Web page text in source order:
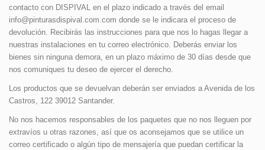
contacto con DISPIVAL en el plazo indicado a través del email
info@pinturasdispival.com.com donde se le indicara el proceso de
devolución. Recibirás las instrucciones para que nos lo hagas llegar a
nuestras instalaciones en tu correo electrónico. Deberás enviar los
bienes sin ninguna demora, en un plazo máximo de 30 días desde que
nos comuniques tu deseo de ejercer el derecho.
Los productos que se devuelvan deberán ser enviados a Avenida de los
Castros, 122 39012 Santander.
No nos hacemos responsables de los paquetes que no nos lleguen por
extravíos u otras razones, así que os aconsejamos que se utilice un
correo certificado o algún tipo de mensajería que puedan certificar la